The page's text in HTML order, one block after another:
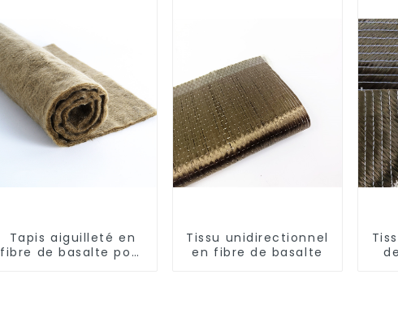
Tapis aiguilleté en
fibre de basalte pour
Tissu unidirectionnel
en fibre de basalte